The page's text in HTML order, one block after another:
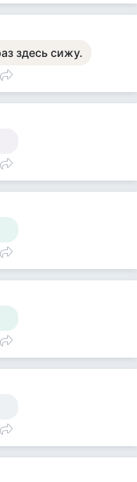
здесь сижу.